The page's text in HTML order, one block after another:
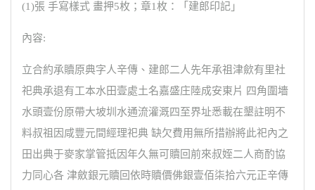
(1)張 手寫樣式 畫押5枚；章1枚：「建郎印記」
內容:
立合約承贖原典字人辛傳、建郎二人先年承祖津歛有里社
祀典承退有工本水田壹處土名嘉盛庄陸成安東片 四角圍墻
水頭壹份原帶大坡圳水通流灌溉四至界址悉載在墾註明不
料叔祖因咸豐元間經理祀典 缺欠費用無所措辦將此祀內之
田出典于麥家掌管抵因年久無可贖回前來叔姪二人商酌協
力同心各 津斂銀元贖回依時贖價佛銀壹佰柒拾六元正辛傳